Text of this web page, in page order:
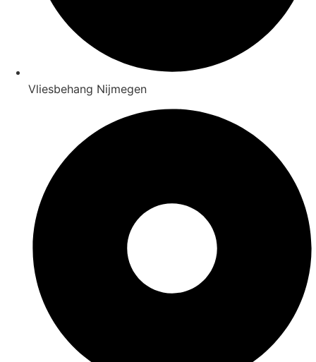
Vliesbehang Nijmegen